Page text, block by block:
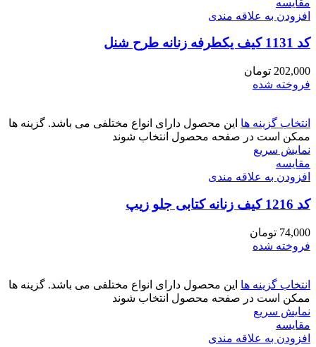
افزودن به علاقه مندی
کد 1131 کیف یکطرفه زنانه طرح شنل
202,000 تومان
فروخته شده
انتخاب گزینه ها این محصول دارای انواع مختلفی می باشد. گزینه ها
ممکن است در صفحه محصول انتخاب شوند
نمایش سریع
مقايسه
افزودن به علاقه مندی
کد 1216 کیف زنانه کتابی جلو زیپ
74,000 تومان
فروخته شده
انتخاب گزینه ها این محصول دارای انواع مختلفی می باشد. گزینه ها
ممکن است در صفحه محصول انتخاب شوند
نمایش سریع
مقايسه
افزودن به علاقه مندی